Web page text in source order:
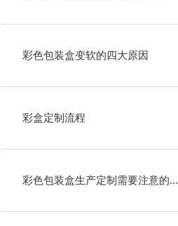
彩色包装盒变软的四大原因
彩盒定制流程
彩色包装盒生产定制需要注意的...